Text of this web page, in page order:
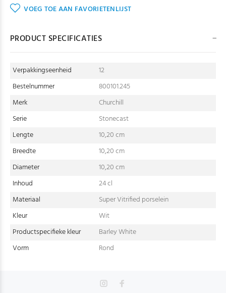
VOEG TOE AAN FAVORIETENLIJST
PRODUCT SPECIFICATIES
Verpakkingseenheid
12
Bestelnummer
800101.245
Merk
Churchill
Serie
Stonecast
Lengte
10,20 cm
Breedte
10,20 cm
Diameter
10,20 cm
Inhoud
24 cl
Materiaal
Super Vitrified porselein
Kleur
Wit
Productspecifieke kleur
Barley White
Vorm
Rond